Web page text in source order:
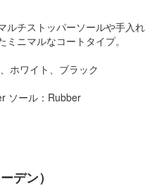
ルチストッパーソールや手入れ
ニマルなコートタイプ。
ホワイト、ブラック
ソール：Rubber
デン）